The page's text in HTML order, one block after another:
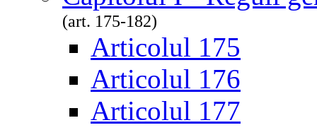
(art. 175-182)
Articolul 175
Articolul 176
Articolul 177